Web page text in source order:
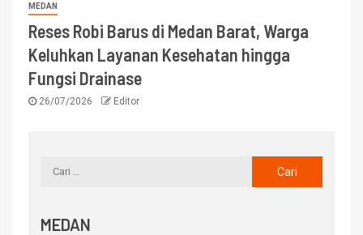
MEDAN
Reses Robi Barus di Medan Barat, Warga
Keluhkan Layanan Kesehatan hingga
Fungsi Drainase
26/07/2026 Editor
MEDAN